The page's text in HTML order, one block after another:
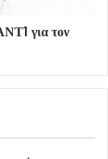
για τον